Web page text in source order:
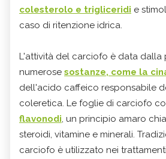
colesterolo e trigliceridi e
caso di ritenzione idrica.
L'attività del carciofo è data dalla
numerose sostanze, come la
dell'acido caffeico responsabile
coleretica. Le foglie di carciofo
flavonodi, un principio amaro
steroidi, vitamine e minerali.
carciofo è utilizzato nei trattamenti